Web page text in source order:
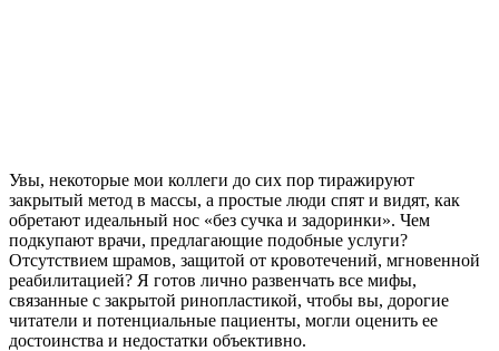
Увы, некоторые мои коллеги до сих пор тиражируют
закрытый метод в массы, а простые люди спят и видят, как
обретают идеальный нос «без сучка и задоринки». Чем
подкупают врачи, предлагающие подобные услуги?
Отсутствием шрамов, защитой от кровотечений, мгновенной
реабилитацией? Я готов лично развенчать все мифы,
связанные с закрытой ринопластикой, чтобы вы, дорогие
читатели и потенциальные пациенты, могли оценить ее
достоинства и недостатки объективно.